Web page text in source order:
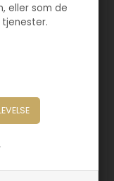
eller som de